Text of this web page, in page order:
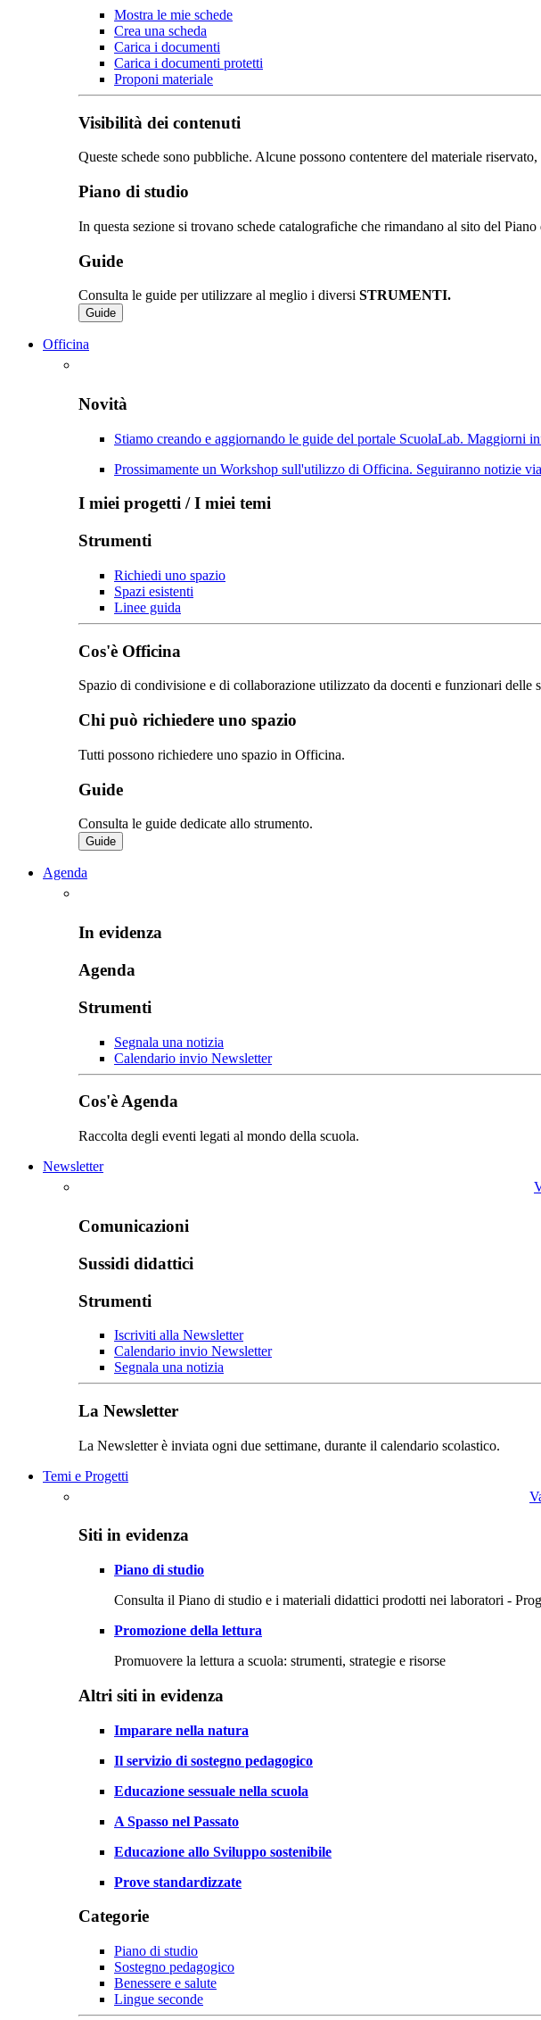
Mostra le mie schede
Crea una scheda
Carica i documenti
Carica i documenti protetti
Proponi materiale
Visibilità dei contenuti
Queste schede sono pubbliche. Alcune possono contentere del materiale
Piano di studio
In questa sezione si trovano schede catalografiche che rimandano al sito del Piano
Guide
Consulta le guide per utilizzare al meglio i diversi STRUMENTI.
Guide
Officina
Novità
Stiamo creando e aggiornando le guide del portale ScuolaLab. Maggiorni
Prossimamente un Workshop sull'utilizzo di Officina. Seguiranno notizie
I miei progetti / I miei temi
Strumenti
Richiedi uno spazio
Spazi esistenti
Linee guida
Cos'è Officina
Spazio di condivisione e di collaborazione utilizzato da docenti e funzionari delle
Chi può richiedere uno spazio
Tutti possono richiedere uno spazio in Officina.
Guide
Consulta le guide dedicate allo strumento.
Guide
Agenda
In evidenza
Agenda
Strumenti
Segnala una notizia
Calendario invio Newsletter
Cos'è Agenda
Raccolta degli eventi legati al mondo della scuola.
Newsletter
Comunicazioni
Sussidi didattici
Strumenti
Iscriviti alla Newsletter
Calendario invio Newsletter
Segnala una notizia
La Newsletter
La Newsletter è inviata ogni due settimane, durante il calendario scolastico.
Temi e Progetti
Siti in evidenza
Piano di studio
Consulta il Piano di studio e i materiali didattici prodotti nei laboratori -
Promozione della lettura
Promuovere la lettura a scuola: strumenti, strategie e risorse
Altri siti in evidenza
Imparare nella natura
Il servizio di sostegno pedagogico
Educazione sessuale nella scuola
A Spasso nel Passato
Educazione allo Sviluppo sostenibile
Prove standardizzate
Categorie
Piano di studio
Sostegno pedagogico
Benessere e salute
Lingue seconde